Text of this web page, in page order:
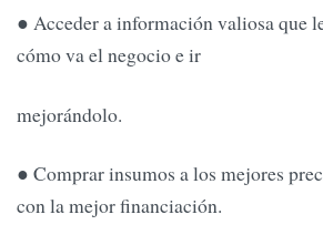
● Acceder a información valiosa que
cómo va el negocio e ir
mejorándolo.
● Comprar insumos a los mejores
con la mejor financiación.